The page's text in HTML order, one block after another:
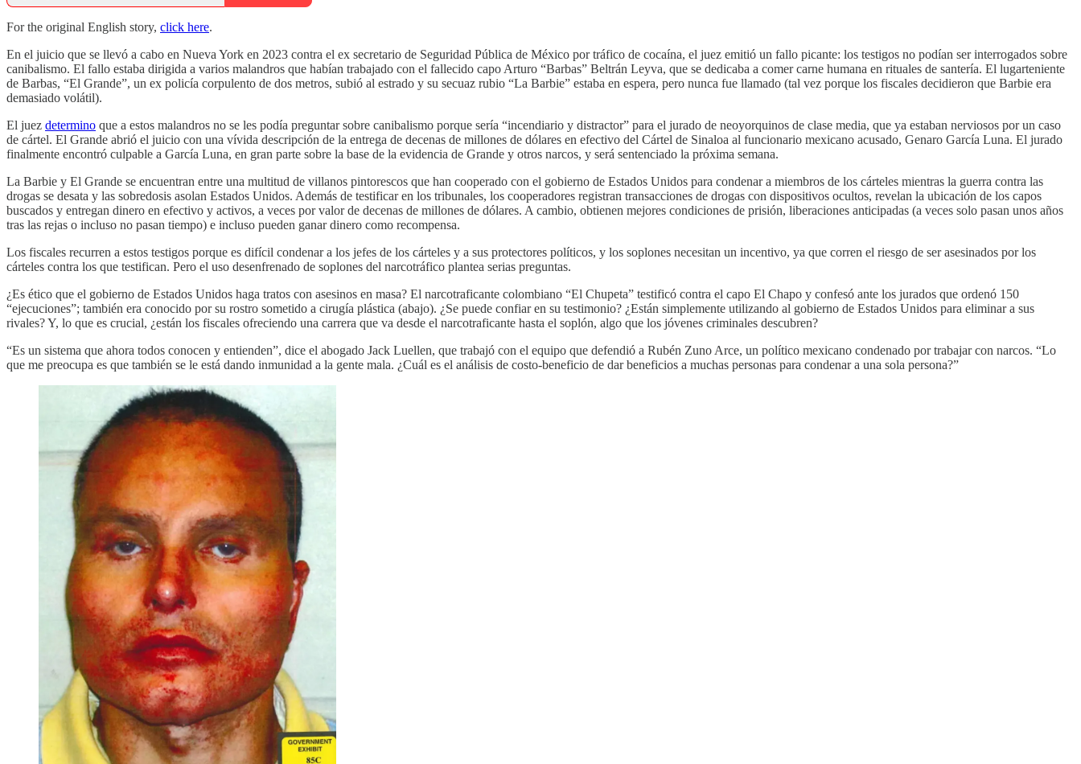
For the original English story, click here.
En el juicio que se llevó a cabo en Nueva York en 2023 contra el ex secretario de Seguridad Pública de México por tráfico de cocaína, el juez emitió un fallo picante: los testigos no podían ser interrogados sobre
canibalismo. El fallo estaba dirigida a varios malandros que habían trabajado con el fallecido capo Arturo “Barbas” Beltrán Leyva, que se dedicaba a comer carne humana en rituales de santería. El lugarteniente
de Barbas, “El Grande”, un ex policía corpulento de dos metros, subió al estrado y su secuaz rubio “La Barbie” estaba en espera, pero nunca fue llamado (tal vez porque los fiscales decidieron que Barbie era
demasiado volátil).
El juez determino que a estos malandros no se les podía preguntar sobre canibalismo porque sería “incendiario y distractor” para el jurado de neoyorquinos de clase media, que ya estaban nerviosos por un caso
de cártel. El Grande abrió el juicio con una vívida descripción de la entrega de decenas de millones de dólares en efectivo del Cártel de Sinaloa al funcionario mexicano acusado, Genaro García Luna. El jurado
finalmente encontró culpable a García Luna, en gran parte sobre la base de la evidencia de Grande y otros narcos, y será sentenciado la próxima semana.
La Barbie y El Grande se encuentran entre una multitud de villanos pintorescos que han cooperado con el gobierno de Estados Unidos para condenar a miembros de los cárteles mientras la guerra contra las
drogas se desata y las sobredosis asolan Estados Unidos. Además de testificar en los tribunales, los cooperadores registran transacciones de drogas con dispositivos ocultos, revelan la ubicación de los capos
buscados y entregan dinero en efectivo y activos, a veces por valor de decenas de millones de dólares. A cambio, obtienen mejores condiciones de prisión, liberaciones anticipadas (a veces solo pasan unos años
tras las rejas o incluso no pasan tiempo) e incluso pueden ganar dinero como recompensa.
Los fiscales recurren a estos testigos porque es difícil condenar a los jefes de los cárteles y a sus protectores políticos, y los soplones necesitan un incentivo, ya que corren el riesgo de ser asesinados por los
cárteles contra los que testifican. Pero el uso desenfrenado de soplones del narcotráfico plantea serias preguntas.
¿Es ético que el gobierno de Estados Unidos haga tratos con asesinos en masa? El narcotraficante colombiano “El Chupeta” testificó contra el capo El Chapo y confesó ante los jurados que ordenó 150
“ejecuciones”; también era conocido por su rostro sometido a cirugía plástica (abajo). ¿Se puede confiar en su testimonio? ¿Están simplemente utilizando al gobierno de Estados Unidos para eliminar a sus
rivales? Y, lo que es crucial, ¿están los fiscales ofreciendo una carrera que va desde el narcotraficante hasta el soplón, algo que los jóvenes criminales descubren?
“Es un sistema que ahora todos conocen y entienden”, dice el abogado Jack Luellen, que trabajó con el equipo que defendió a Rubén Zuno Arce, un político mexicano condenado por trabajar con narcos. “Lo
que me preocupa es que también se le está dando inmunidad a la gente mala. ¿Cuál es el análisis de costo-beneficio de dar beneficios a muchas personas para condenar a una sola persona?”